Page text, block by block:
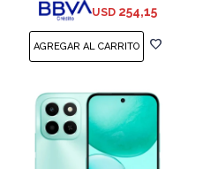
USD 254,15